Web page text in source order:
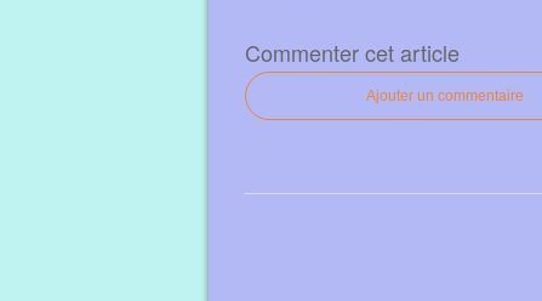
Commenter cet article
Ajouter un commentaire